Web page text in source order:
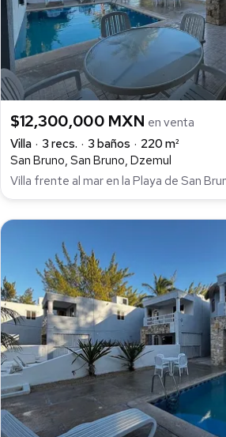
$12,300,000 MXN en venta
Villa
3 recs. 3 baños
220 m²
San Bruno, San Bruno, Dzemul
Villa frente al mar en la Playa de San